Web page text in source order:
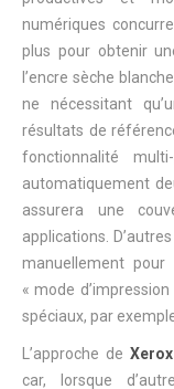
numériques
plus pour obtenir
l’encre sèche
ne nécessitant
résultats de
fonctionnalité
automatiquement
assurera une
applications.
manuellement pour
« mode
spéciaux, par
L’approche deXerox
car, lorsque